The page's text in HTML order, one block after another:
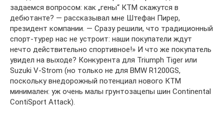
задаемся вопросом: как „гены“ КТМ скажутся в
дебютанте? — рассказывал мне Штефан Пирер,
президент компании. — Сразу решили, что традиционный
спорт-турер нас не устроит: наши покупатели ждут
нечто действительно спортивное!» И что же покупатель
увидел на выходе? Конкурента для Triumph Tiger или
Suzuki V-Strom (но только не для BMW R1200GS,
поскольку внедорожный потенциал нового КТМ
минимален: уж очень малы грунтозацепы шин Continental
ContiSport Attack).